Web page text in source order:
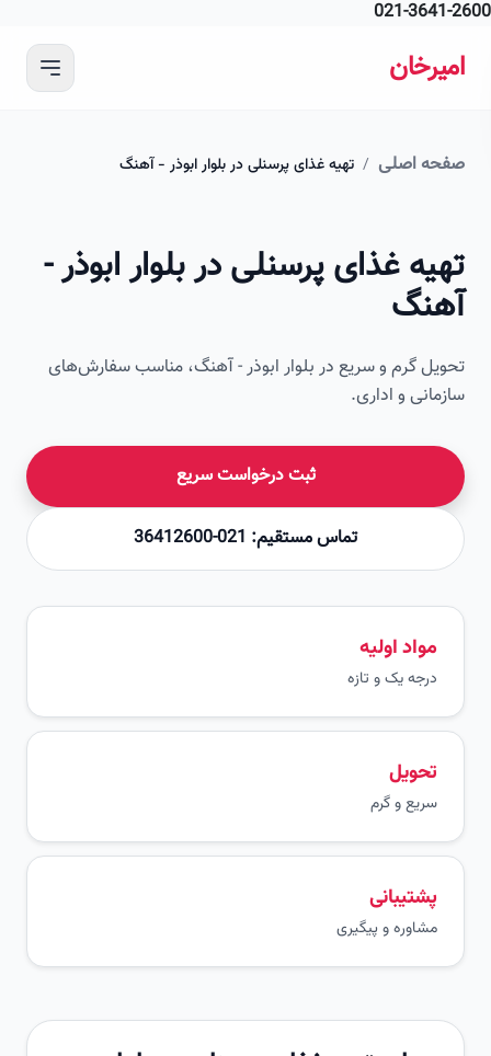
021-
اصلی / تهیه غذای پرسنلی در بلوار ابوذر - آهنگ
غذای پرسنلی در بلوار ابوذر -
گرم و سریع در بلوار ابوذر - آهنگ، مناسب سفارش‌های
و اداری.
ثبت درخواست سریع
تماس مستقیم: 021-36412600
مواد اولیه
درجه یک و تازه
سریع و گرم
پشتیبانی
مشاوره و پیگیری
تصویر این صفحه به زودی اضافه می‌شود